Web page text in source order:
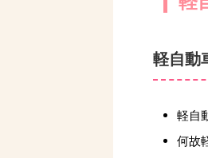
軽自動
軽自
何故